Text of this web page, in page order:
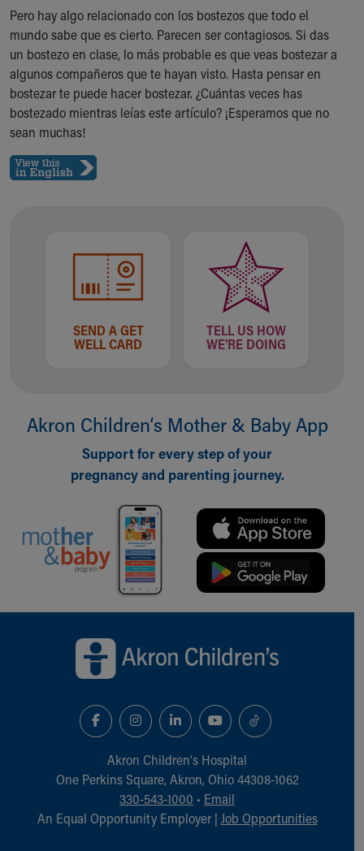
Cincinnati Children's
Your Visit
MyChart Telehealth Visits
Directions
Doggie Brigade
During Your Visit
Financial Services
Visiting
Gift Shop
Healthy Info, Healthy Kids
Inside Children's Blog
KidsHealth Topics
Family Library
Educational Resources
Skip to main content
Pero hay algo relacionado con los bostezos que todo el
mundo sabe que es cierto. Parecen ser contagiosos. Si das
un bostezo en clase, lo más probable es que veas bostezar a
algunos compañeros que te hayan visto. Hasta pensar en
bostezar te puede hacer bostezar. ¿Cuántas veces has
bostezado mientras leías este artículo? ¡Esperamos que no
sean muchas!
SEND A GET
WELL CARD
TELL US HOW
WE'RE DOING
Akron Children‘s Mother & Baby App
Support for every step of your
pregnancy and parenting journey.
Akron Children‘s Hospital
One Perkins Square, Akron, Ohio 44308-1062
330-543-1000 • Email
An Equal Opportunity Employer | Job Opportunities